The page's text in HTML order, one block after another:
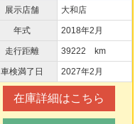
展示店舗 大和店
年式 2018年2月
走行距離 39222 km
車検満了日 2027年2月
在庫詳細はこちら